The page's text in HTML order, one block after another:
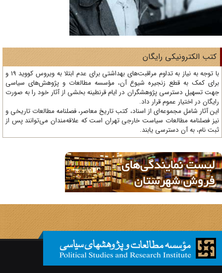
الکترونیکی رایگان
با توجه به نیاز به تداوم مراقبت‌های بهداشتی برای عدم ابتلا به ویروس کووید 19 و
کمک به قطع زنجیره شیوع آن، مؤسسه مطالعات و پژوهش‌های سیاسی
تسهیل دسترسی پژوهشگران در ایام قرنطینه بخشی از آثار خود را به صورت
در اختیار عموم قرار داد.
آثار شامل مجموعه‌ای از اسناد، کتب تاریخ معاصر، فصلنامه‌ مطالعات تاریخی و
فصلنامه مطالعات سیاست خارجی تهران است که علاقه‌مندان می‌توانند پس از
نام، به آن دسترسی یابند.